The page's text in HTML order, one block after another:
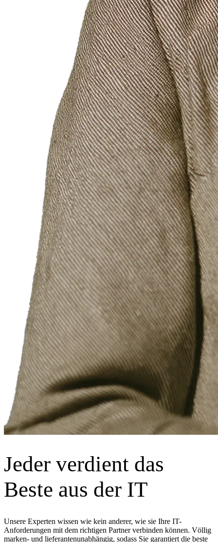
Jeder verdient das
Beste aus der IT
Unsere Experten wissen wie kein anderer, wie sie Ihre IT-
Anforderungen mit dem richtigen Partner verbinden können. Völlig
marken- und lieferantenunabhängig, sodass Sie garantiert die beste